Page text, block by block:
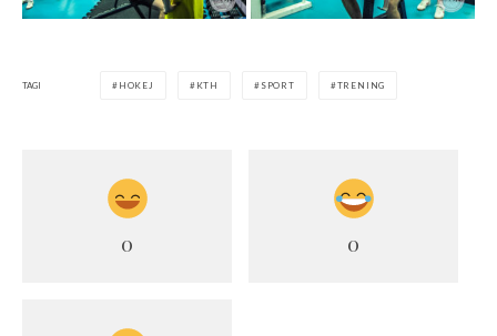
TAGI HOKEJ KTH SPORT TRENING
0 0